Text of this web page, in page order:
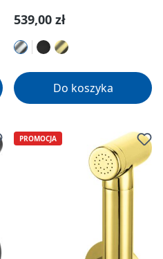
Cena regularna:
539,00 zł
Do koszyka
PROMOCJA